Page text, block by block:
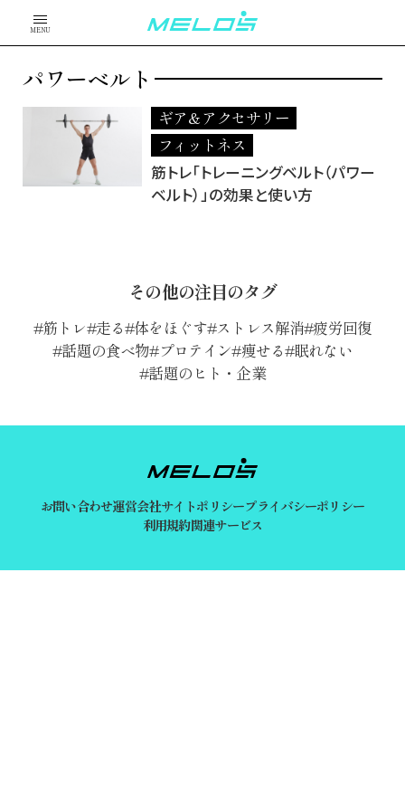
MENU
パワーベルト
ギア＆アクセサリー
フィットネス
筋トレ「トレーニングベルト（パワー
ベルト）」の効果と使い方
その他の注目のタグ
筋トレ 走る 体をほぐす ストレス解消 疲労回復
話題の食べ物 プロテイン 痩せる 眠れない
話題のヒト・企業
お問い合わせ運営会社サイトポリシープライバシーポリシー
利用規約関連サービス